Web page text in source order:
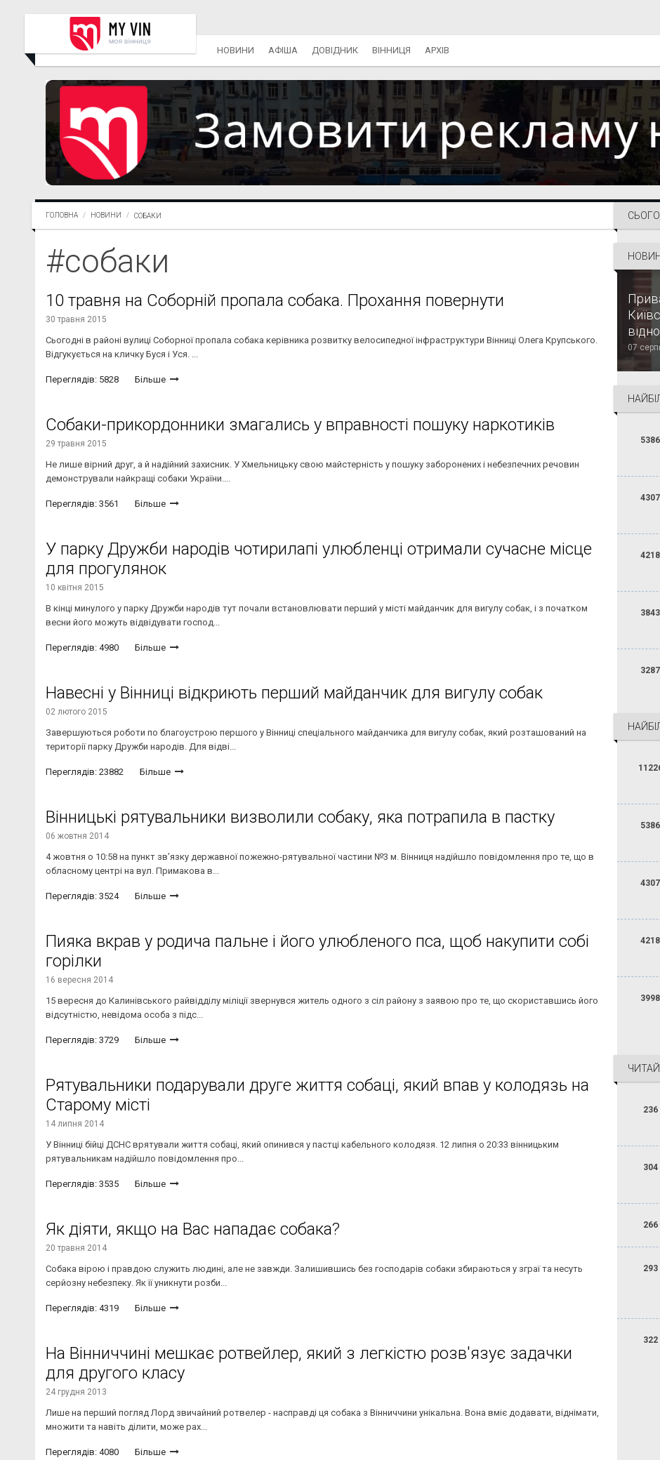
НОВИНИ АФІША ДОВІДНИК ВІННИЦЯ АРХІВ
ГОЛОВНА НОВИНИ СОБАКИ
#собаки
10 травня на Соборній пропала собака. Прохання повернути
30 травня 2015
Сьогодні в районі вулиці Соборної пропала собака керівника розвитку велосипедної інфраструктури Вінниці Олега Крупського.
Відгукується на кличку Буся і Уся. ...
Переглядів: 5828 Більше
Собаки-прикордонники змагались у вправності пошуку наркотиків
29 травня 2015
Не лише вірний друг, а й надійний захисник. У Хмельницьку свою майстерність у пошуку заборонених і небезпечних речовин
демонстрували найкращі собаки України....
Переглядів: 3561 Більше
У парку Дружби народів чотирилапі улюбленці отримали сучасне місце
для прогулянок
10 квітня 2015
В кінці минулого у парку Дружби народів тут почали встановлювати перший у місті майданчик для вигулу собак, і з початком
весни його можуть відвідувати господ...
Переглядів: 4980 Більше
Навесні у Вінниці відкриють перший майданчик для вигулу собак
02 лютого 2015
Завершуються роботи по благоустрою першого у Вінниці спеціального майданчика для вигулу собак, який розташований на
території парку Дружби народів. Для відві...
Переглядів: 23882 Більше
Вінницькі рятувальники визволили собаку, яка потрапила в пастку
06 жовтня 2014
4 жовтня о 10:58 на пункт зв’язку державної пожежно-рятувальної частини №3 м. Вінниця надійшло повідомлення про те, що в
обласному центрі на вул. Примакова в...
Переглядів: 3524 Більше
Пияка вкрав у родича пальне і його улюбленого пса, щоб накупити собі
горілки
16 вересня 2014
15 вересня до Калинівського райвідділу міліції звернувся житель одного з сіл району з заявою про те, що скориставшись його
відсутністю, невідома особа з підс...
Переглядів: 3729 Більше
Рятувальники подарували друге життя собаці, який впав у колодязь на
Старому місті
14 липня 2014
У Вінниці бійці ДСНС врятували життя собаці, який опинився у пастці кабельного колодязя. 12 липня о 20:33 вінницьким
рятувальникам надійшло повідомлення про...
Переглядів: 3535 Більше
Як діяти, якщо на Вас нападає собака?
20 травня 2014
Собака вірою і правдою служить людині, але не завжди. Залишившись без господарів собаки збираються у зграї та несуть
серйозну небезпеку. Як її уникнути розби...
Переглядів: 4319 Більше
На Вінниччині мешкає ротвейлер, який з легкістю розв'язує задачки
для другого класу
24 грудня 2013
Лише на перший погляд Лорд звичайний ротвелер - насправді ця собака з Вінниччини унікальна. Вона вміє додавати, віднімати,
множити та навіть ділити, може рах...
Переглядів: 4080 Більше
07
5386
4307
4218
3843
3287
5386
4307
4218
3998
236
304
266
293
322